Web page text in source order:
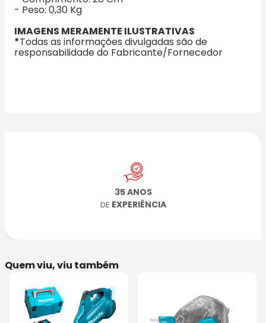
- Peso: 0,30 Kg
IMAGENS MERAMENTE ILUSTRATIVAS
*Todas as informações divulgadas são de
responsabilidade do Fabricante/Fornecedor
35 ANOS
DE EXPERIÊNCIA
Quem viu, viu também